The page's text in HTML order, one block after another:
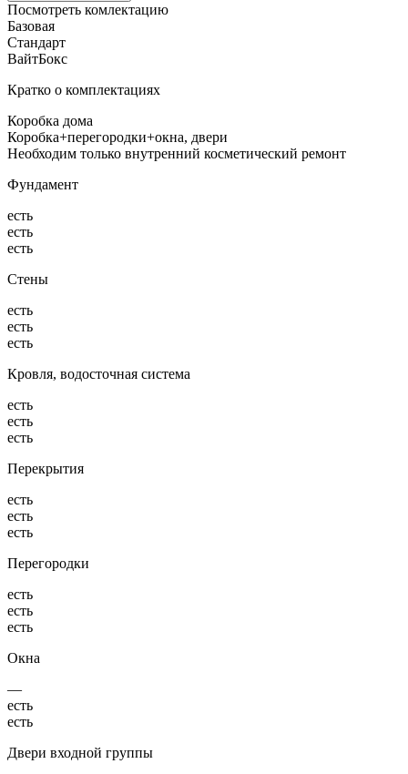
Посмотреть комлектацию
Базовая
Стандарт
ВайтБокс
Кратко о комплектациях
Коробка дома
Коробка+перегородки+окна, двери
Необходим только внутренний косметический ремонт
Фундамент
есть
есть
есть
Стены
есть
есть
есть
Кровля, водосточная система
есть
есть
есть
Перекрытия
есть
есть
есть
Перегородки
есть
есть
есть
Окна
—
есть
есть
Двери входной группы